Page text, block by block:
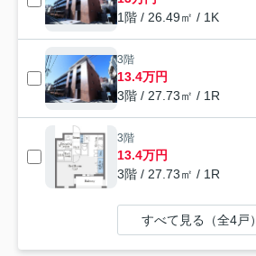
1階 / 26.49㎡ / 1K
3階
13.4万円
3階 / 27.73㎡ / 1R
3階
13.4万円
3階 / 27.73㎡ / 1R
すべて見る（全4戸）